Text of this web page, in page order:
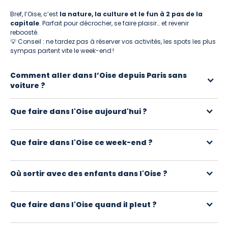
Bref, l’Oise, c’est la nature, la culture et le fun à 2 pas de la
capitale. Parfait pour décrocher, se faire plaisir… et revenir
reboosté.
💡 Conseil : ne tardez pas à réserver vos activités, les spots les plus
sympas partent vite le week-end !
Comment aller dans l’Oise depuis Paris sans
voiture ?
Creil ou Chantilly, en moins d’une heure. Vous pouvez ensuite
accéder aux sites en bus locaux, vélo ou VTC.
Que faire dans l'Oise aujourd'hui ?
balades nature, ateliers créatifs, expériences gourmandes, loisirs
sportifs ou visites. Utilisez les filtres pour trouver celles qui
correspondent à votre envie du moment.
Que faire dans l'Oise ce week-end ?
trouverez des idées de sorties partout dans l'Oise : activités de
plein air, découvertes insolites, ateliers ou expériences à partager.
Où sortir avec des enfants dans l'Oise ?
pédagogiques, ateliers, visites interactives, jeux de piste, activités
sportives ou découvertes de la nature.
Que faire dans l'Oise quand il pleut ?